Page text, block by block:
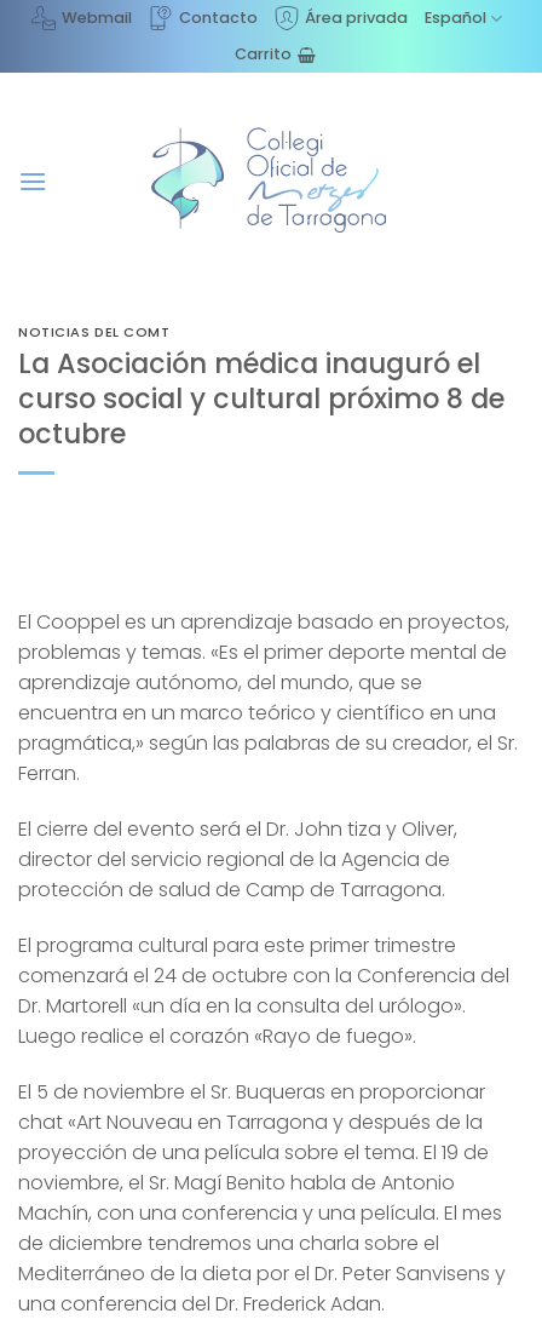
Saltar
contenido
Webmail Contacto Área privada
Español
Carrito
NOTICIAS DEL COMT
La Asociación médica inauguró el
curso social y cultural próximo 8 de
octubre
El Cooppel es un aprendizaje basado en proyectos,
problemas y temas. «Es el primer deporte mental de
aprendizaje autónomo, del mundo, que se
encuentra en un marco teórico y científico en una
pragmática,» según las palabras de su creador, el Sr.
Ferran.
El cierre del evento será el Dr. John tiza y Oliver,
director del servicio regional de la Agencia de
protección de salud de Camp de Tarragona.
El programa cultural para este primer trimestre
comenzará el 24 de octubre con la Conferencia del
Dr. Martorell «un día en la consulta del urólogo».
Luego realice el corazón «Rayo de fuego».
El 5 de noviembre el Sr. Buqueras en proporcionar
chat «Art Nouveau en Tarragona y después de la
proyección de una película sobre el tema. El 19 de
noviembre, el Sr. Magí Benito habla de Antonio
Machín, con una conferencia y una película. El mes
de diciembre tendremos una charla sobre el
Mediterráneo de la dieta por el Dr. Peter Sanvisens y
una conferencia del Dr. Frederick Adan.